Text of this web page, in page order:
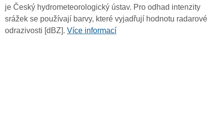
je Český hydrometeorologický ústav. Pro odhad intenzity
srážek se používají barvy, které vyjadřují hodnotu radarové
odrazivosti [dBZ]. Více informací